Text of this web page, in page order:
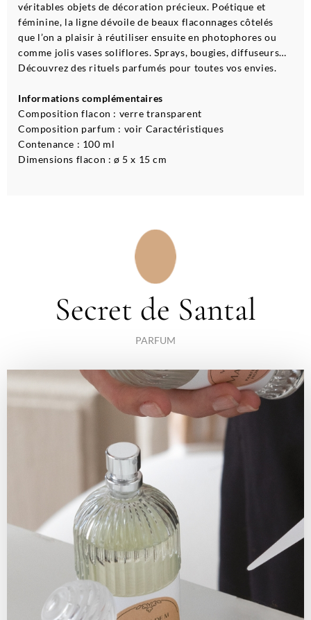
véritables objets de décoration précieux. Poétique et
féminine, la ligne dévoile de beaux flaconnages côtelés
que l’on a plaisir à réutiliser ensuite en photophores ou
comme jolis vases soliflores. Sprays, bougies, diffuseurs…
Découvrez des rituels parfumés pour toutes vos envies.
Informations complémentaires
Composition flacon : verre transparent
Composition parfum : voir Caractéristiques
Contenance : 100 ml
Dimensions flacon : ø 5 x 15 cm
Secret de Santal
PARFUM